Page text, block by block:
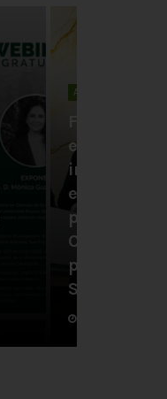
ACTIVIDADES
específico
empresa
para la
Curso de
para
Sanitarias
6 DE JULIO DE 2026